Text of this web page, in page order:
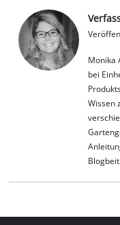
Monika
bei
Wissen